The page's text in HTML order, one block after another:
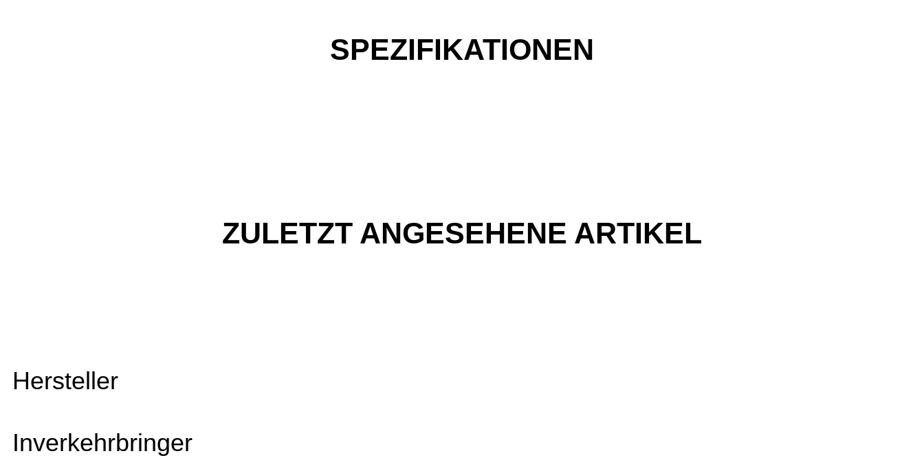
SPEZIFIKATIONEN
ZULETZT ANGESEHENE ARTIKEL
Hersteller
Inverkehrbringer